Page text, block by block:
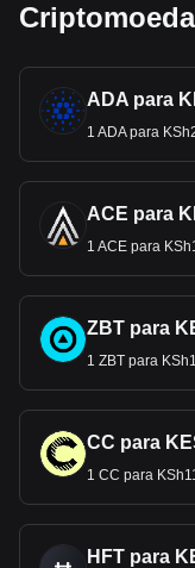
ADA para
1 ADA para
ACE para
1 ACE para
ZBT para
1 ZBT para
CC para
1 CC para
HFT para